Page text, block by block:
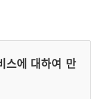
월 초하루에 제주
바닷가를 돌면서
취물인 미역, 소
스에 대하여 만